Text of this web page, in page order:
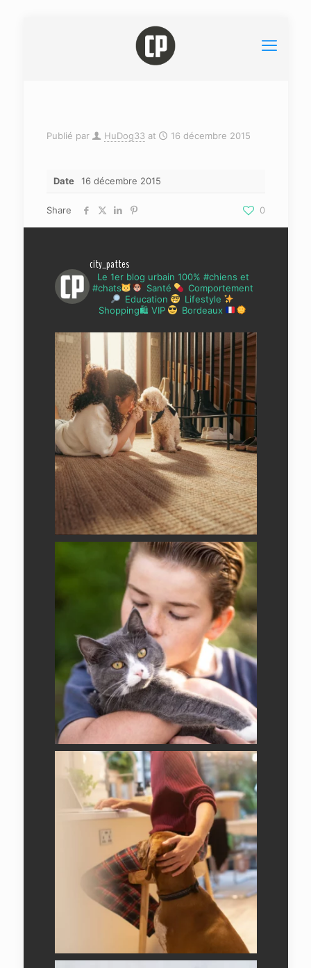
Publié par HuDog33 at 16 décembre 2015
Date 16 décembre 2015
Share 0
city_pattes
Le 1er blog urbain 100% #chiens et
#chats
Santé
Comportement
Education
Lifestyle
Shopping🛍 VIP
Bordeaux